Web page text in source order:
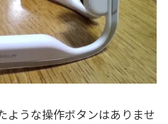
ような操作ボタンはありませ